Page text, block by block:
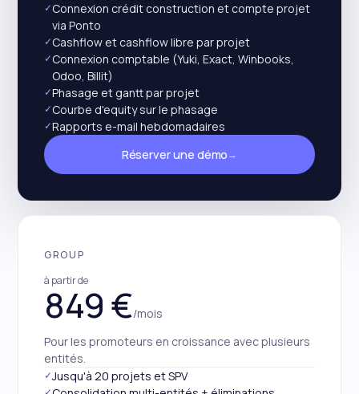
✓Connexion crédit construction et compte projet
via Ponto
✓Cashflow et cashflow libre par projet
✓Connexion comptable (Yuki, Exact, Winbooks,
Odoo, Billit)
✓Phasage et gantt par projet
✓Courbe d'equity sur le phasage
✓Rapports e-mail hebdomadaires
Réserver une démo→
GROUP
à partir de
849 €/mois
Pour les promoteurs en croissance avec plusieurs
entités.
✓Jusqu'à 20 projets et SPV